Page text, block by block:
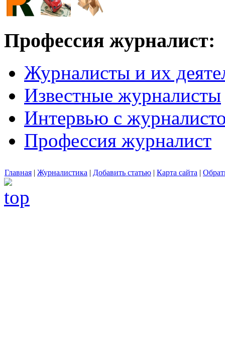
Профессия журналист:
Журналисты и их
Известные журналисты
Интервью с
Профессия журналист
Главная | Журналистика | Добавить статью | Карта сайта |